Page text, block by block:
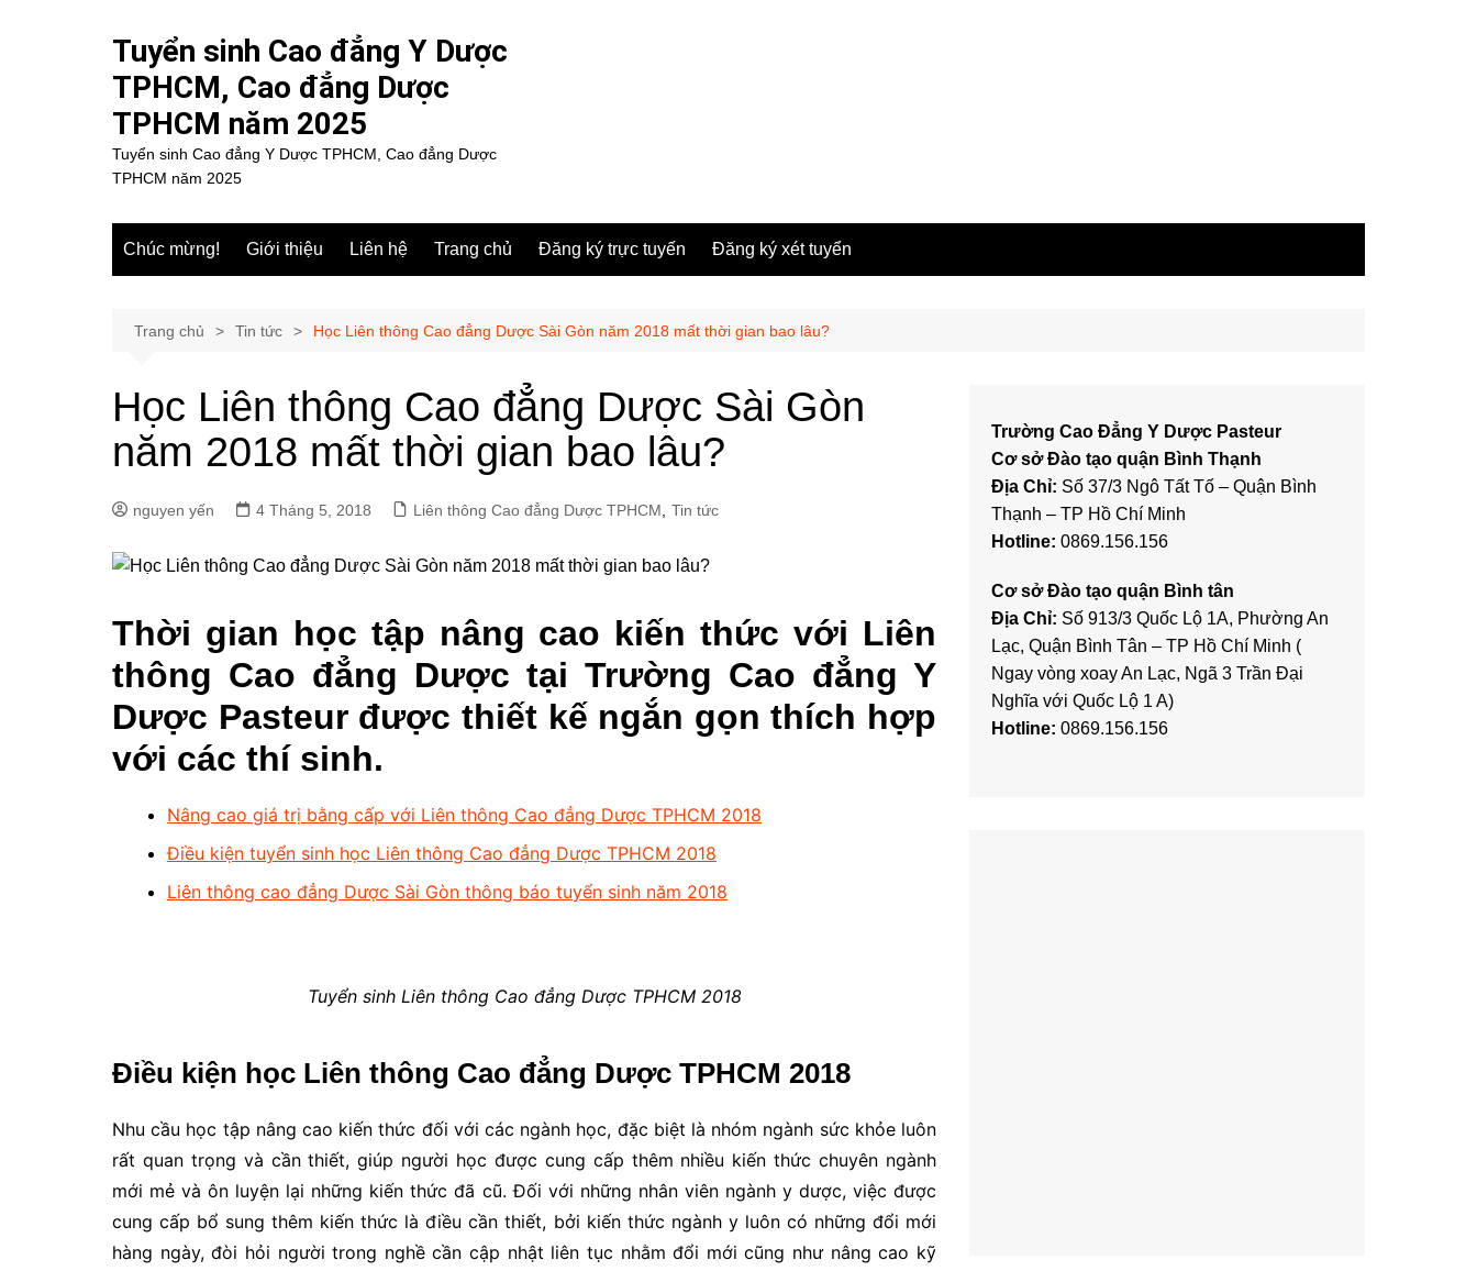
Tuyển sinh Cao đẳng Y Dược
TPHCM, Cao đẳng Dược
TPHCM năm 2025
Tuyển sinh Cao đẳng Y Dược TPHCM, Cao đẳng Dược
TPHCM năm 2025
Chúc mừng! Giới thiệu Liên hệ Trang chủ Đăng ký trực tuyến Đăng ký xét tuyển
Trang chủ Tin tức Học Liên thông Cao đẳng Dược Sài Gòn năm 2018 mất thời gian bao lâu?
Học Liên thông Cao đẳng Dược Sài Gòn
năm 2018 mất thời gian bao lâu?
nguyen yến 4 Tháng 5, 2018 Liên thông Cao đẳng Dược TPHCM Tin tức
Thời gian học tập nâng cao kiến thức với Liên
thông Cao đẳng Dược tại Trường Cao đẳng Y
Dược Pasteur được thiết kế ngắn gọn thích hợp
với các thí sinh.
Nâng cao giá trị bằng cấp với Liên thông Cao đẳng Dược TPHCM 2018
Điều kiện tuyển sinh học Liên thông Cao đẳng Dược TPHCM 2018
Liên thông cao đẳng Dược Sài Gòn thông báo tuyển sinh năm 2018
Tuyển sinh Liên thông Cao đẳng Dược TPHCM 2018
Điều kiện học Liên thông Cao đẳng Dược TPHCM 2018
Nhu cầu học tập nâng cao kiến thức đối với các ngành học, đặc biệt là nhóm ngành sức khỏe luôn
rất quan trọng và cần thiết, giúp người học được cung cấp thêm nhiều kiến thức chuyên ngành
mới mẻ và ôn luyện lại những kiến thức đã cũ. Đối với những nhân viên ngành y dược, việc được
cung cấp bổ sung thêm kiến thức là điều cần thiết, bởi kiến thức ngành y luôn có những đổi mới
hàng ngày, đòi hỏi người trong nghề cần cập nhật liên tục nhằm đổi mới cũng như nâng cao kỹ
Trường Cao Đẳng Y Dược Pasteur
Cơ sở Đào tạo quận Bình Thạnh
Địa Chỉ: Số 37/3 Ngô Tất Tố – Quận Bình
Thạnh – TP Hồ Chí Minh
Hotline: 0869.156.156
Cơ sở Đào tạo quận Bình tân
Địa Chỉ: Số 913/3 Quốc Lộ 1A, Phường An
Lạc, Quận Bình Tân – TP Hồ Chí Minh (
Ngay vòng xoay An Lạc, Ngã 3 Trần Đại
Nghĩa với Quốc Lộ 1 A)
Hotline: 0869.156.156